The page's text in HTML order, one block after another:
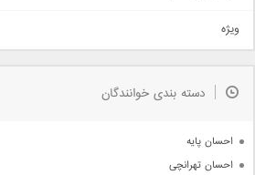
دمو
مذهبی
جدیدترین ها
ویژه
دسته بندی خوانندگان
احسان پایه
احسان تهرانچی